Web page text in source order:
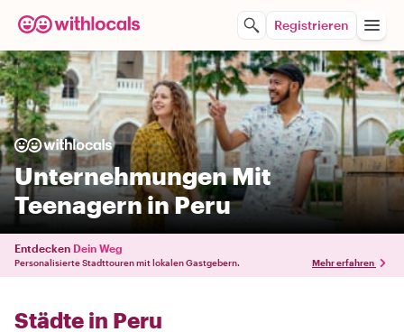
Registrieren
Unternehmungen Mit
Teenagern in Peru
Entdecken Dein Weg
Personalisierte Stadttouren mit lokalen Gastgebern. Mehr erfahren
Städte in Peru